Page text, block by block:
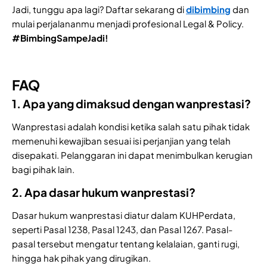
Jadi, tunggu apa lagi? Daftar sekarang didibimbing dan
mulai perjalananmu menjadi profesional Legal & Policy.
#BimbingSampeJadi!
FAQ
1. Apa yang dimaksud dengan wanprestasi?
Wanprestasi adalah kondisi ketika salah satu pihak tidak
memenuhi kewajiban sesuai isi perjanjian yang telah
disepakati. Pelanggaran ini dapat menimbulkan kerugian
bagi pihak lain.
2. Apa dasar hukum wanprestasi?
Dasar hukum wanprestasi diatur dalam KUHPerdata,
seperti Pasal 1238, Pasal 1243, dan Pasal 1267. Pasal-
pasal tersebut mengatur tentang kelalaian, ganti rugi,
hingga hak pihak yang dirugikan.